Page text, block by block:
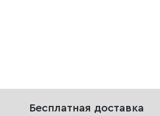
Бесплатная доставка